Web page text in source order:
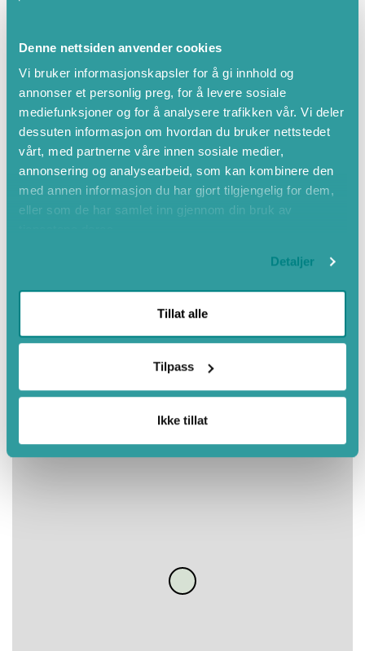
Denne nettsiden anvender cookies
Vi bruker informasjonskapsler for å gi innhold og
annonser et personlig preg, for å levere sosiale
mediefunksjoner og for å analysere trafikken vår. Vi deler
dessuten informasjon om hvordan du bruker nettstedet
vårt, med partnerne våre innen sosiale medier,
annonsering og analysearbeid, som kan kombinere den
med annen informasjon du har gjort tilgjengelig for dem,
eller som de har samlet inn gjennom din bruk av
Detaljer
Tillat alle
Tilpass
Ikke tillat
Sommar
Kjæledyr tillatt
Badstue
Havutsikt
Nærme naturen
Hund